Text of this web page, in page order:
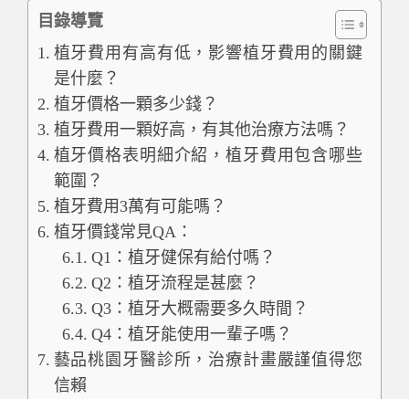
目錄導覽
植牙費用有高有低，影響植牙費用的關鍵
是什麼？
植牙價格一顆多少錢？
植牙費用一顆好高，有其他治療方法嗎？
植牙價格表明細介紹，植牙費用包含哪些
範圍？
植牙費用3萬有可能嗎？
植牙價錢常見QA：
Q1：植牙健保有給付嗎？
Q2：植牙流程是甚麼？
Q3：植牙大概需要多久時間？
Q4：植牙能使用一輩子嗎？
藝品桃園牙醫診所，治療計畫嚴謹值得您
信賴